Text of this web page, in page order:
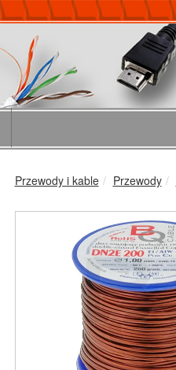
Przewody i kable Przewody